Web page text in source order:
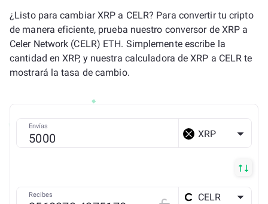
¿Listo para cambiar XRP a CELR? Para convertir tu cripto
de manera eficiente, prueba nuestro conversor de XRP a
Celer Network (CELR) ETH. Simplemente escribe la
cantidad en XRP, y nuestra calculadora de XRP a CELR te
mostrará la tasa de cambio.
Envías
XRP
Recibes CELR